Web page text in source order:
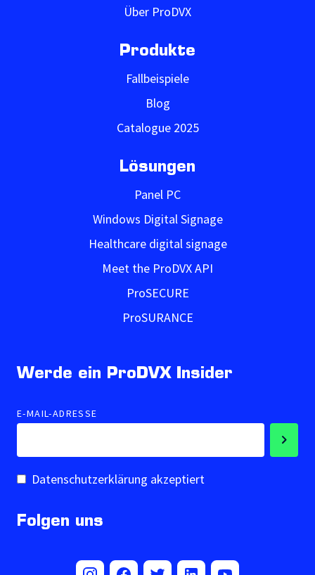
Über ProDVX
Produkte
Fallbeispiele
Blog
Catalogue 2025
Lösungen
Panel PC
Windows Digital Signage
Healthcare digital signage
Meet the ProDVX API
ProSECURE
ProSURANCE
Werde ein ProDVX Insider
E-MAIL-ADRESSE
Datenschutzerklärung akzeptiert
Folgen uns